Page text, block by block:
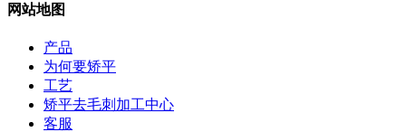
网站地图
产品
为何要矫平
工艺
矫平去毛刺加工中心
客服